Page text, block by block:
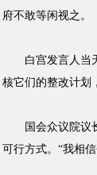
府不敢等闲视之。
白宫发言人当天
核它们的整改计划
国会众议院议长
可行方式。“我相